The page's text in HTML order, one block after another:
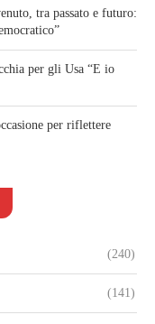
tra passato e futuro:
per gli Usa “E io
per riflettere
(240)
(141)